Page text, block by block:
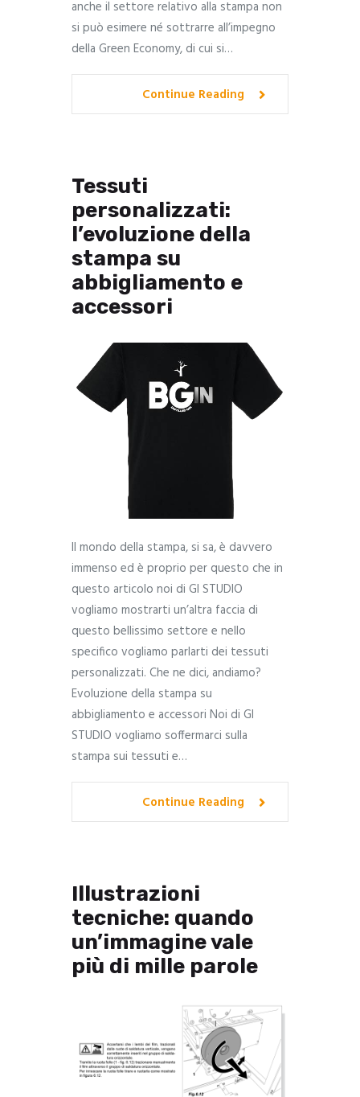
anche il settore relativo alla stampa non
si può esimere né sottrarre all’impegno
della Green Economy, di cui si…
Continue Reading
Tessuti
personalizzati:
l’evoluzione della
stampa su
abbigliamento e
accessori
Il mondo della stampa, si sa, è davvero
immenso ed è proprio per questo che in
questo articolo noi di GI STUDIO
vogliamo mostrarti un’altra faccia di
questo bellissimo settore e nello
specifico vogliamo parlarti dei tessuti
personalizzati. Che ne dici, andiamo?
Evoluzione della stampa su
abbigliamento e accessori Noi di GI
STUDIO vogliamo soffermarci sulla
stampa sui tessuti e…
Continue Reading
Illustrazioni
tecniche: quando
un’immagine vale
più di mille parole